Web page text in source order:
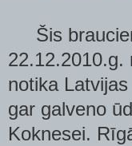
Šis
22.12.2010.g.
notika
gar galveno
Koknesei.